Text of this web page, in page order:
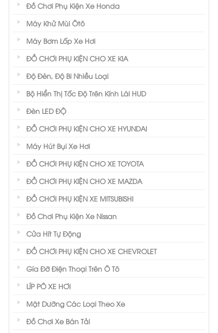
Đồ Chơi Phụ Kiện Xe Honda
Máy Khử Mùi Ôtô
Máy Bơm Lốp Xe Hơi
ĐỒ CHƠI PHỤ KIỆN CHO XE KIA
Độ Đèn, Độ Bi Nhiều Loại
Bộ Hiển Thị Tốc Độ Trên Kính Lái HUD
Đèn LED ĐỘ
ĐỒ CHƠI PHỤ KIỆN CHO XE HYUNDAI
Máy Hút Bụi Xe Hơi
ĐỒ CHƠI PHỤ KIỆN CHO XE TOYOTA
ĐỒ CHƠI PHỤ KIỆN CHO XE MAZDA
ĐỒ CHƠI PHỤ KIỆN XE MITSUBISHI
Đồ Chơi Phụ Kiện Xe Nissan
Cửa Hít Tự Động
ĐỒ CHƠI PHỤ KIỆN CHO XE CHEVROLET
Gía Đỡ Điện Thoại Trên Ô Tô
LÍP PÔ XE HƠI
Mặt Dưỡng Các Loại Theo Xe
Đồ Chơi Xe Bán Tải